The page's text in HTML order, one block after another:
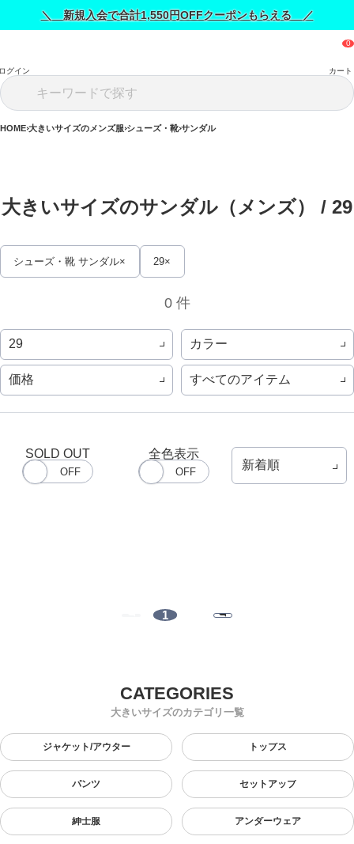
＼ 新規入会で合計1,550円OFFクーポンもらえる ／
グイン カート
HOME 大きいサイズのメンズ服 シューズ・靴 サンダル
大きいサイズのサンダル（メンズ） / 29
シューズ・靴 サンダル 29
0 件
29 カラー
価格 すべてのアイテム
SOLD OUT 全色表示
1
大きいサイズのカテゴリ一覧
ジャケット/アウター トップス
パンツ セットアップ
紳士服 アンダーウェア